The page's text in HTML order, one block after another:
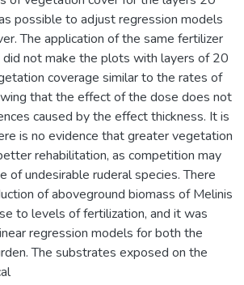
possible to adjust regression models
The application of the same fertilizer
not make the plots with layers of 20
coverage similar to the rates of
that the effect of the dose does not
caused by the effect thickness. It is
is no evidence that greater vegetation
rehabilitation, as competition may
of undesirable ruderal species. There
of aboveground biomass of Melinis
to levels of fertilization, and it was
regression models for both the
The substrates exposed on the